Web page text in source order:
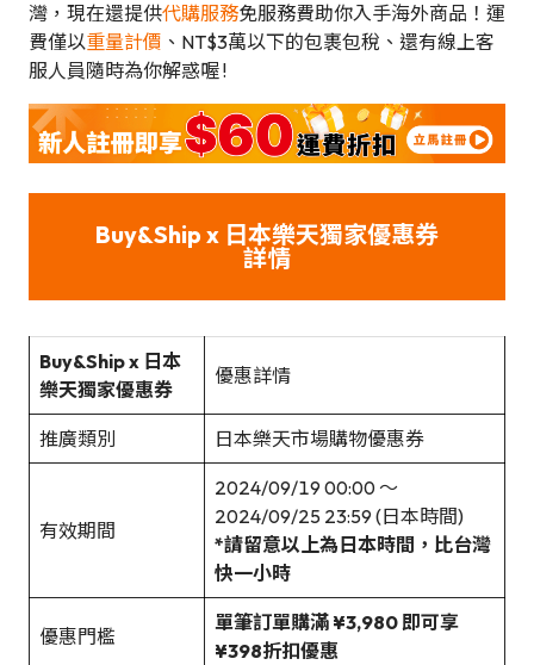
灣，現在還提供代購服務免服務費助你入手海外商品！運
費僅以重量計價 、NT$3萬以下的包裹包稅、還有線上客
服人員隨時為你解惑喔 !
Buy&Ship x 日本樂天獨家優惠券
詳情
Buy&Ship x 日本
樂天獨家優惠券
優惠詳情
推廣類別 日本樂天市場購物優惠券
有效期間
2024/09/19 00:00 ～
2024/09/25 23:59 (日本時間)
*請留意以上為日本時間，比台灣
快一小時
優惠門檻
單筆訂單購滿 ¥3,980 即可享
¥398折扣優惠